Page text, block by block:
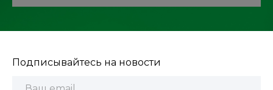
Подписывайтесь на новости